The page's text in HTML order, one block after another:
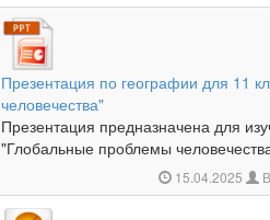
Презентация по географии для 11
человечества"
Презентация предназначена для
"Глобальные проблемы
15.04.2025